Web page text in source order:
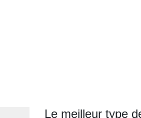
Le meilleur type